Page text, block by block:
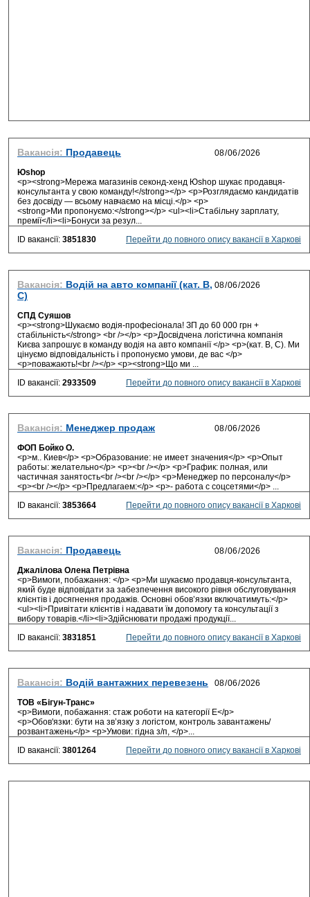
Вакансія: Продавець
Юshop
<p><strong>Мережа магазинів секонд-хенд Юshop шукає продавця-
консультанта у свою команду!</strong></p> <p>Розглядаємо кандидатів
без досвіду — всьому навчаємо на місці.</p> <p>
<strong>Ми пропонуємо:</strong></p> <ul><li>Стабільну зарплату,
премії</li><li>Бонуси за резул...
ID вакансії: 3851830 Перейти до повного опису вакансії в Харкові
Вакансія: Водій на авто компанії (кат. В,
С)
СПД Суяшов
<p><strong>Шукаємо водія-професіонала! ЗП до 60 000 грн +
стабільність</strong> <br /></p> <p>Досвідчена логістична компанія
Києва запрошує в команду водія на авто компанії </p> <p>(кат. В, С). Ми
цінуємо відповідальність і пропонуємо умови, де вас </p>
<p>поважають!<br /></p> <p><strong>Що ми ...
ID вакансії: 2933509 Перейти до повного опису вакансії в Харкові
Вакансія: Менеджер продаж
ФОП Бойко О.
<p>м.. Киев</p> <p>Образование: не имеет значения</p> <p>Опыт
работы: желательно</p> <p><br /></p> <p>График: полная, или
частичная занятость<br /><br /></p> <p>Менеджер по персоналу</p>
<p><br /></p> <p>Предлагаем:</p> <p>- работа с соцсетями</p> ...
ID вакансії: 3853664 Перейти до повного опису вакансії в Харкові
Вакансія: Продавець
Джалілова Олена Петрівна
<p>Вимоги, побажання: </p> <p>Ми шукаємо продавця-консультанта,
який буде відповідати за забезпечення високого рівня обслуговування
клієнтів і досягнення продажів. Основні обов’язки включатимуть:</p>
<ul><li>Привітати клієнтів і надавати їм допомогу та консультації з
вибору товарів.</li><li>Здійснювати продажі продукції...
ID вакансії: 3831851 Перейти до повного опису вакансії в Харкові
Вакансія: Водій вантажних перевезень
ТОВ «Бігун-Транс»
<p>Вимоги, побажання: стаж роботи на категорії Е</p>
<p>Обов'язки: бути на зв’язку з логістом, контроль завантажень/
розвантажень</p> <p>Умови: гідна з/п, </p>...
ID вакансії: 3801264 Перейти до повного опису вакансії в Харкові